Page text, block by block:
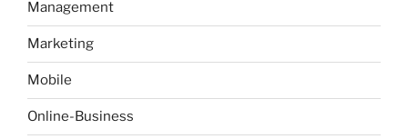
Management
Marketing
Mobile
Online-Business